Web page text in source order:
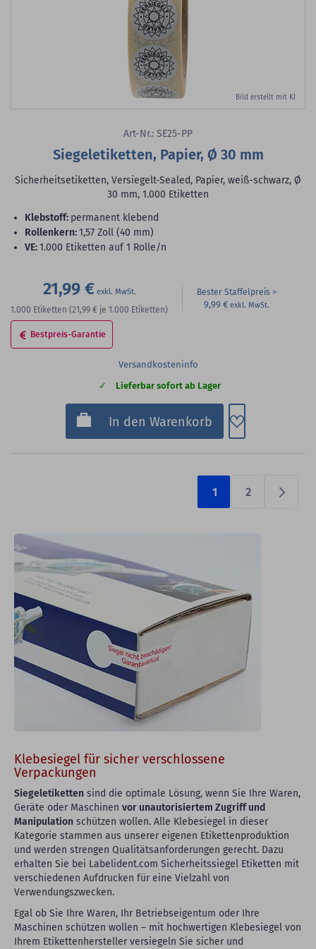
Bild erstellt mit KI
Art-Nr.: SE25-PP
Siegeletiketten, Papier, Ø 30 mm
Sicherheitsetiketten, Versiegelt-Sealed, Papier, weiß-schwarz, Ø
30 mm, 1.000 Etiketten
Klebstoff: permanent klebend
Rollenkern:1,57 Zoll (40 mm)
VE:1.000 Etiketten auf 1 Rolle/n
21,99 €
1.000 Etiketten (21,99 € je 1.000 Etiketten)
Bester Staffelpreis
9,99 €
Bestpreis-Garantie
Versandkosteninfo
Lieferbar sofort ab Lager
In den Warenkorb Zum
1 2
Klebesiegel für sicher verschlossene
Verpackungen
Siegeletiketten sind die optimale Lösung, wenn Sie Ihre Waren,
Geräte oder Maschinen vor unautorisiertem Zugriff und
Manipulation schützen wollen. Alle Klebesiegel in dieser
Kategorie stammen aus unserer eigenen Etikettenproduktion
und werden strengen Qualitätsanforderungen gerecht. Dazu
erhalten Sie bei Labelident.com Sicherheitssiegel Etiketten mit
verschiedenen Aufdrucken für eine Vielzahl von
Verwendungszwecken.
Egal ob Sie Ihre Waren, Ihr Betriebseigentum oder Ihre
Maschinen schützen wollen – mit hochwertigen Klebesiegel von
Ihrem Etikettenhersteller versiegeln Sie sicher und